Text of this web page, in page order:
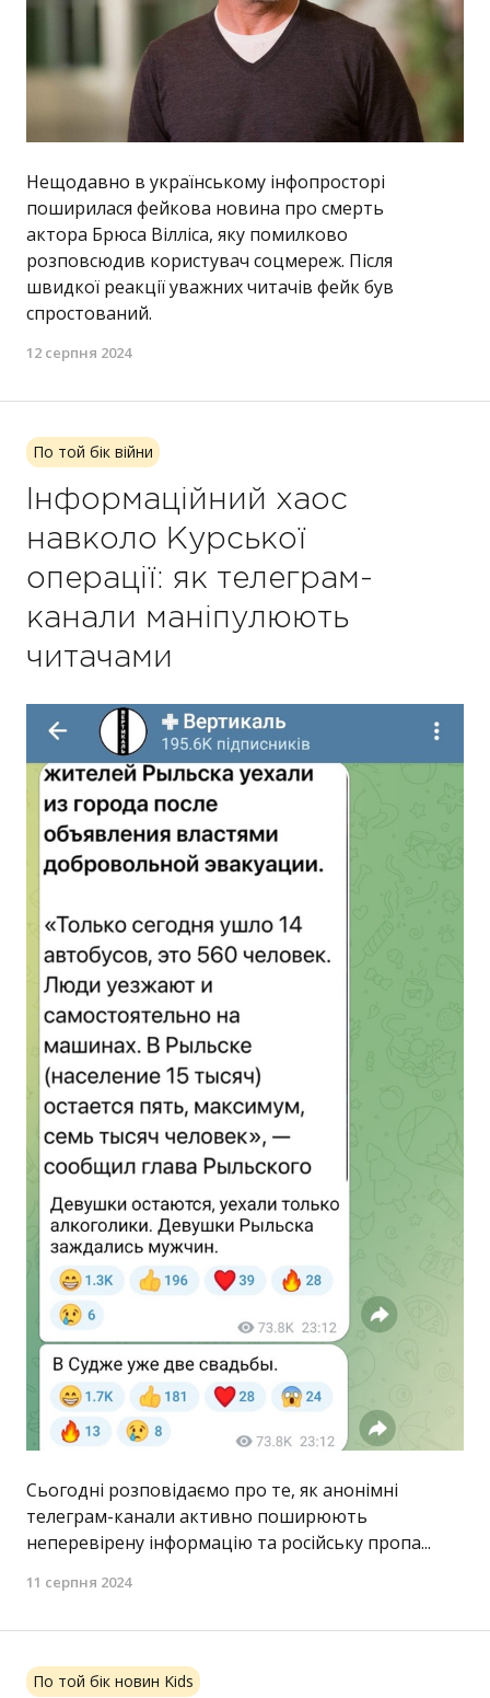
Нещодавно в українському інфопросторі
поширилася фейкова новина про смерть
актора Брюса Вілліса, яку помилково
розповсюдив користувач соцмереж. Після
швидкої реакції уважних читачів фейк був
спростований.
12 серпня 2024
По той бік війни
Інформаційний хаос
навколо Курської
операції: як телеграм-
канали маніпулюють
читачами
Сьогодні розповідаємо про те, як анонімні
телеграм-канали активно поширюють
неперевірену інформацію та російську пропа...
11 серпня 2024
По той бік новин Kids